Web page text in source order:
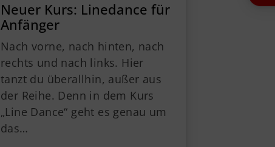
Neuer Kurs: Linedance für
Anfänger
Nach vorne, nach hinten, nach
rechts und nach links. Hier
tanzt du überallhin, außer aus
der Reihe. Denn in dem Kurs
„Line Dance“ geht es genau um
das…